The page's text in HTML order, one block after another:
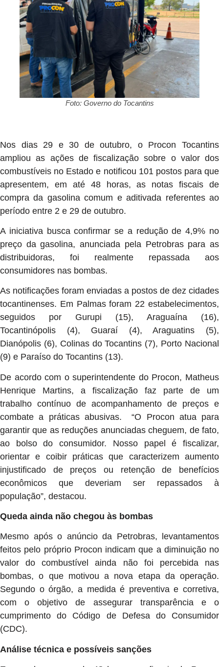
Foto: Governo do Tocantins
Nos dias 29 e 30 de outubro, o Procon Tocantins
ampliou as ações de fiscalização sobre o valor dos
combustíveis no Estado e notificou 101 postos para que
apresentem, em até 48 horas, as notas fiscais de
compra da gasolina comum e aditivada referentes ao
período entre 2 e 29 de outubro.
A iniciativa busca confirmar se a redução de 4,9% no
preço da gasolina, anunciada pela Petrobras para as
distribuidoras, foi realmente repassada aos
consumidores nas bombas.
As notificações foram enviadas a postos de dez cidades
tocantinenses. Em Palmas foram 22 estabelecimentos,
seguidos por Gurupi (15), Araguaína (16),
Tocantinópolis (4), Guaraí (4), Araguatins (5),
Dianópolis (6), Colinas do Tocantins (7), Porto Nacional
(9) e Paraíso do Tocantins (13).
De acordo com o superintendente do Procon, Matheus
Henrique Martins, a fiscalização faz parte de um
trabalho contínuo de acompanhamento de preços e
combate a práticas abusivas. “O Procon atua para
garantir que as reduções anunciadas cheguem, de fato,
ao bolso do consumidor. Nosso papel é fiscalizar,
orientar e coibir práticas que caracterizem aumento
injustificado de preços ou retenção de benefícios
econômicos que deveriam ser repassados à
população”, destacou.
Queda ainda não chegou às bombas
Mesmo após o anúncio da Petrobras, levantamentos
feitos pelo próprio Procon indicam que a diminuição no
valor do combustível ainda não foi percebida nas
bombas, o que motivou a nova etapa da operação.
Segundo o órgão, a medida é preventiva e corretiva,
com o objetivo de assegurar transparência e o
cumprimento do Código de Defesa do Consumidor
(CDC).
Análise técnica e possíveis sanções